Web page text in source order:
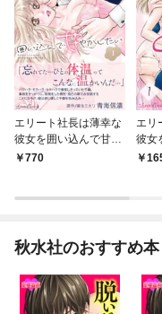
エリート社長は薄幸な
彼女を囲い込んで甘や
かしたい 1
770
エリ
彼女
かし
秋水社のおすすめ本